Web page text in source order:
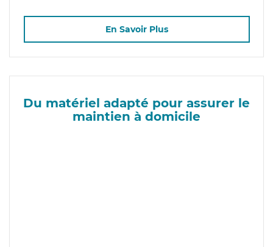
En Savoir Plus
Du matériel adapté pour assurer le
maintien à domicile